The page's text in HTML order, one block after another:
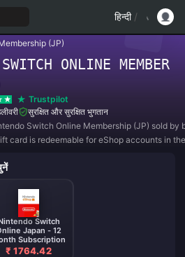
हिन्दी /
(JP)
ONLINE MEMBER
Trustpilot
सुरक्षित और सुरक्षित भुगतान
Switch Online Membership (JP) sold by
card is redeemable for eShop accounts in
Switch
Japan - 12
Subscription
₹ 1764.42